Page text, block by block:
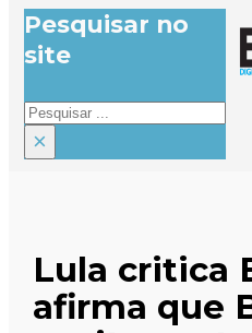
Pesquisar no
site
Pesquisar
×
Lula critica
afirma que